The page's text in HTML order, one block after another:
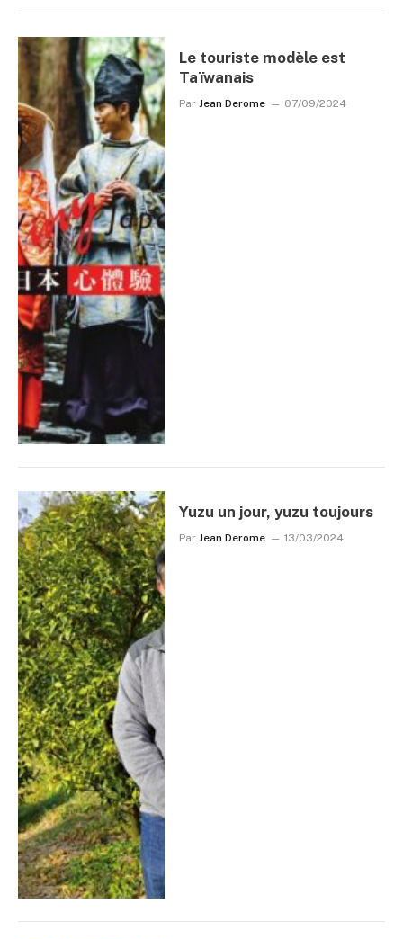
Le touriste modèle est
Taïwanais
Par Jean Derome 07/09/2024
Yuzu un jour, yuzu toujours
Par Jean Derome 13/03/2024